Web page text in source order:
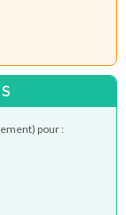
pour :